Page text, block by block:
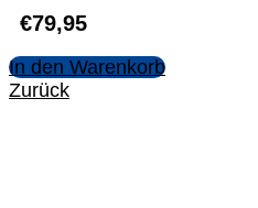
€79,95
In den Warenkorb
Zurück